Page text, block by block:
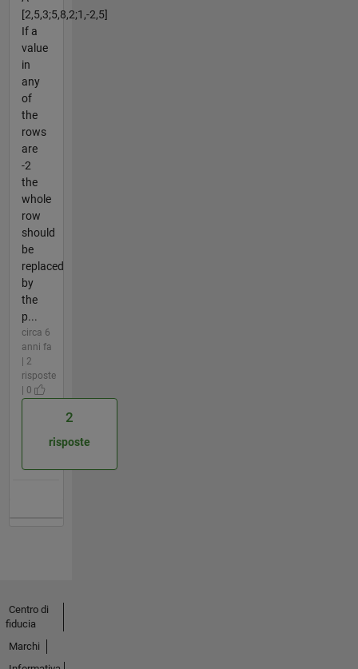
[2,5,3;5,8,2;1,-2,5]
If a
value
in
any
of
the
rows
are
-2
the
whole
row
should
be
replaced
by
the
p...
circa 6
anni fa
| 2
risposte
| 0
2
risposte
Centro di
fiducia
Marchi